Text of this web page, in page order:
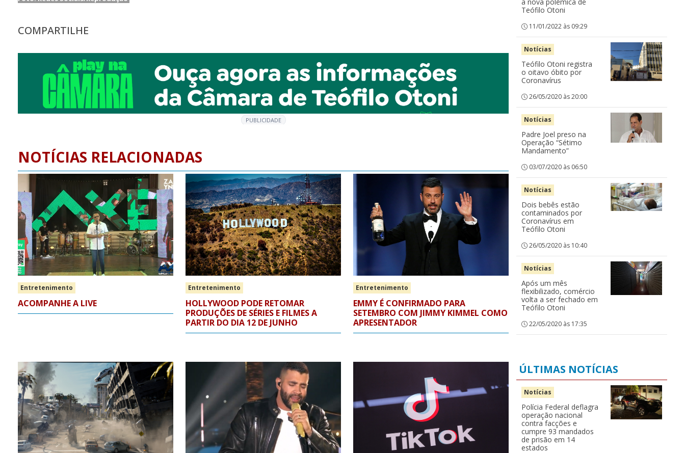
COMPARTILHE
PUBLICIDADE
NOTÍCIAS RELACIONADAS
Entretenimento
ACOMPANHE A LIVE
Entretenimento
HOLLYWOOD PODE RETOMAR
PRODUÇÕES DE SÉRIES E FILMES A
PARTIR DO DIA 12 DE JUNHO
Entretenimento
EMMY É CONFIRMADO PARA
SETEMBRO COM JIMMY KIMMEL COMO
APRESENTADOR
Teófilo Otoni
11/01/2022 às 09:29
Notícias
Teófilo Otoni registra
o oitavo óbito por
Coronavírus
26/05/2020 às 20:00
Notícias
Padre Joel preso na
Operação “Sétimo
Mandamento”
03/07/2020 às 06:50
Notícias
Dois bebês estão
contaminados por
Coronavírus em
Teófilo Otoni
26/05/2020 às 10:40
Notícias
Após um mês
flexibilizado, comércio
volta a ser fechado em
Teófilo Otoni
22/05/2020 às 17:35
ÚLTIMAS NOTÍCIAS
Notícias
Polícia Federal deflagra
operação nacional
contra facções e
cumpre 93 mandados
de prisão em 14
estados